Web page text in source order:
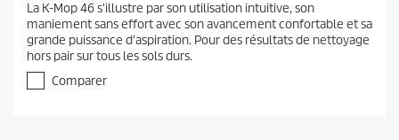
0
s
u
r
é
La K-Mop 46 s'illustre par son utilisation intuitive, son
maniement sans effort avec son avancement confortable et sa
grande puissance d'aspiration. Pour des résultats de nettoyage
hors pair sur tous les sols durs.
Comparer